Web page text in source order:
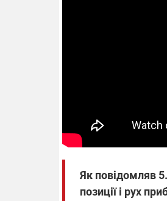
Як повідомляв
позиції і рух